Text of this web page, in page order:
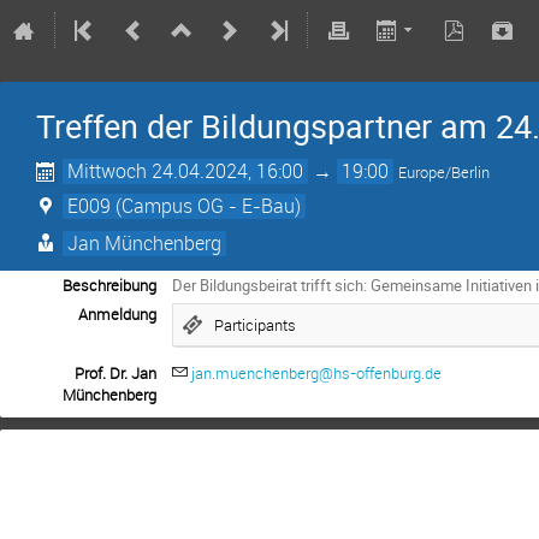
Treffen der Bildungspartner am
Mittwoch 24.04.2024, 16:00 → 19:00 Europe/Berlin
E009 (Campus OG - E-Bau)
Jan Münchenberg
Beschreibung
Der Bildungsbeirat trifft sich: Gemeinsame Initiativen
Anmeldung
Participants
Prof. Dr. Jan
Münchenberg
jan.muenchenberg@hs-offenburg.de